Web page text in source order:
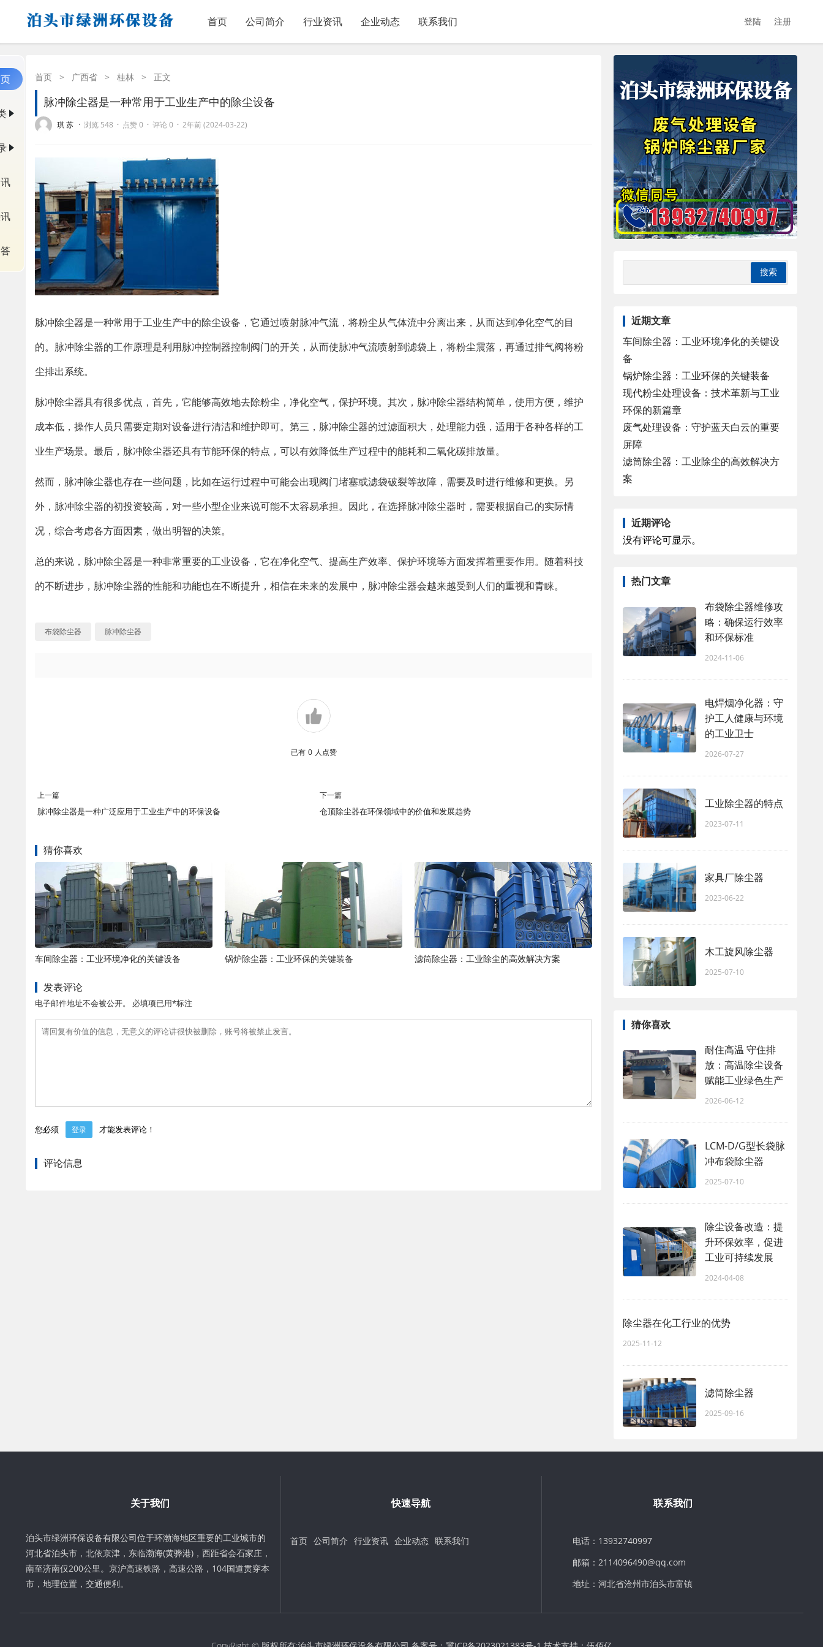
首页 公司简介 行业资讯 企业动态 联系我们 登陆 注册
首页 > 广西省 > 桂林 > 正文
脉冲除尘器是一种常用于工业生产中的除尘设备
琪 苏 · 浏览 548 · 点赞 0 · 评论 0 · 2年前 (2024-03-22)
脉冲除尘器是一种常用于工业生产中的除尘设备，它通过喷射脉冲气流，将粉尘从气体流中分离出来，从而达到净化空气的目
的。脉冲除尘器的工作原理是利用脉冲控制器控制阀门的开关，从而使脉冲气流喷射到滤袋上，将粉尘震落，再通过排气阀将粉
尘排出系统。
脉冲除尘器具有很多优点，首先，它能够高效地去除粉尘，净化空气，保护环境。其次，脉冲除尘器结构简单，使用方便，维护
成本低，操作人员只需要定期对设备进行清洁和维护即可。第三，脉冲除尘器的过滤面积大，处理能力强，适用于各种各样的工
业生产场景。最后，脉冲除尘器还具有节能环保的特点，可以有效降低生产过程中的能耗和二氧化碳排放量。
然而，脉冲除尘器也存在一些问题，比如在运行过程中可能会出现阀门堵塞或滤袋破裂等故障，需要及时进行维修和更换。另
外，脉冲除尘器的初投资较高，对一些小型企业来说可能不太容易承担。因此，在选择脉冲除尘器时，需要根据自己的实际情
况，综合考虑各方面因素，做出明智的决策。
总的来说，脉冲除尘器是一种非常重要的工业设备，它在净化空气、提高生产效率、保护环境等方面发挥着重要作用。随着科技
的不断进步，脉冲除尘器的性能和功能也在不断提升，相信在未来的发展中，脉冲除尘器会越来越受到人们的重视和青睐。
布袋除尘器 脉冲除尘器
已有 0 人点赞
上一篇
脉冲除尘器是一种广泛应用于工业生产中的环保设备
下一篇
仓顶除尘器在环保领域中的价值和发展趋势
猜你喜欢
车间除尘器：工业环境净化的关键设备 锅炉除尘器：工业环保的关键装备 滤筒除尘器：工业除尘的高效解决方案
发表评论
电子邮件地址不会被公开。 必填项已用*标注
您必须 登录 才能发表评论！
评论信息
近期文章
车间除尘器：工业环境净化的关键设
备
锅炉除尘器：工业环保的关键装备
现代粉尘处理设备：技术革新与工业
环保的新篇章
废气处理设备：守护蓝天白云的重要
屏障
滤筒除尘器：工业除尘的高效解决方
案
近期评论
没有评论可显示。
热门文章
布袋除尘器维修攻
略：确保运行效率
和环保标准
2024-11-06
电焊烟净化器：守
护工人健康与环境
的工业卫士
2026-07-27
工业除尘器的特点
2023-07-11
家具厂除尘器
2023-06-22
木工旋风除尘器
2025-07-10
猜你喜欢
耐住高温 守住排
放：高温除尘设备
赋能工业绿色生产
2026-06-12
LCM-D/G型长袋脉
冲布袋除尘器
2025-07-10
除尘设备改造：提
升环保效率，促进
工业可持续发展
2024-04-08
除尘器在化工行业的优势
2025-11-12
滤筒除尘器
2025-09-16
关于我们
泊头市绿洲环保设备有限公司位于环渤海地区重要的工业城市的
河北省泊头市，北依京津，东临渤海(黄骅港)，西距省会石家庄，
南至济南仅200公里。京沪高速铁路，高速公路，104国道贯穿本
市，地理位置，交通便利。
快速导航
首页 公司简介 行业资讯 企业动态 联系我们
联系我们
电话：13932740997
邮箱：2114096490@qq.com
地址：河北省沧州市泊头市富镇